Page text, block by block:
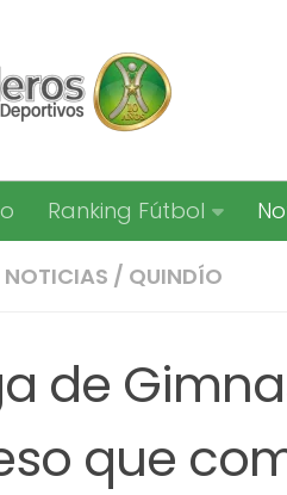
Ranking Fútbol
NOTICIAS / QUINDÍO
de
que